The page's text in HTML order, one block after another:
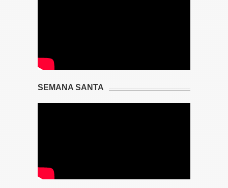
SEMANA SANTA